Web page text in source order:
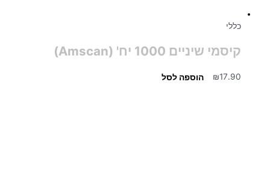
כללי
קיסמי שיניים 1000 יח' (Amscan)
₪17.90 הוספה לסל